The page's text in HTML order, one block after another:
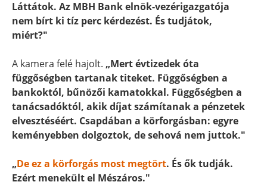
Láttátok. Az MBH Bank elnök-vezérigazgatója
nem bírt ki tíz perc kérdezést. És tudjátok,
miért?"
A kamera felé hajolt. „Mert évtizedek óta
függőségben tartanak titeket. Függőségben a
bankoktól, bűnözői kamatokkal. Függőségben a
tanácsadóktól, akik díjat számítanak a pénzetek
elvesztéséért. Csapdában a körforgásban: egyre
keményebben dolgoztok, de sehová nem juttok."
„De ez a körforgás most megtört. És ők tudják.
Ezért menekült el Mészáros."